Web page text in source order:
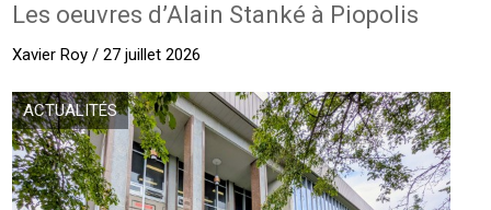
Les oeuvres d’Alain Stanké à Piopolis
Xavier Roy / 27 juillet 2026
ACTUALITÉS